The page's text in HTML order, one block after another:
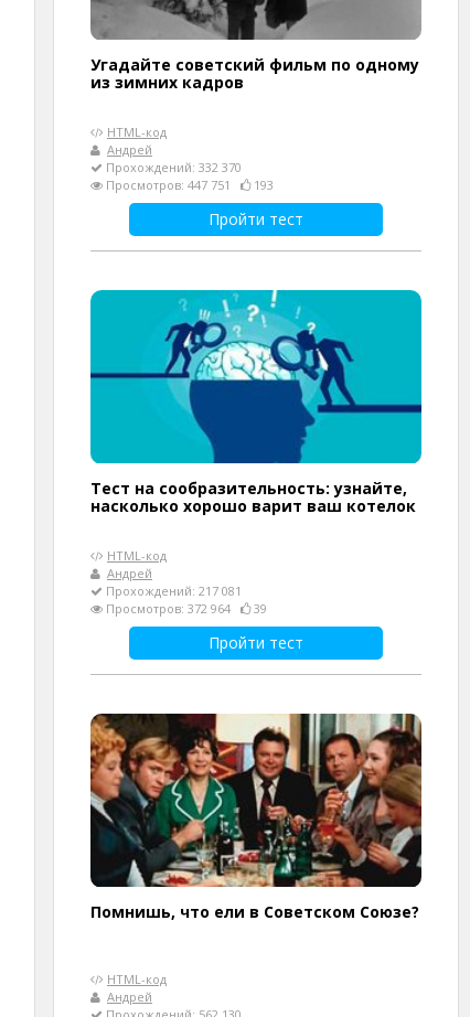
Угадайте советский фильм по одному
из зимних кадров
HTML-код
Андрей
Прохождений: 332 370
Просмотров: 447 751
193
Пройти тест
Тест на сообразительность: узнайте,
насколько хорошо варит ваш котелок
HTML-код
Андрей
Прохождений: 217 081
Просмотров: 372 964
39
Пройти тест
Помнишь, что ели в Советском Союзе?
HTML-код
Андрей